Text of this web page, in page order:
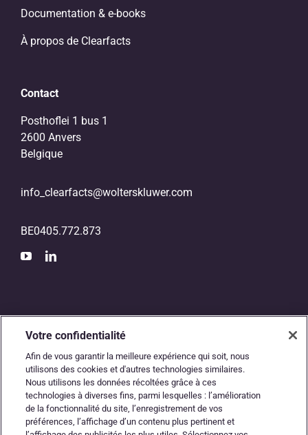
Documentation & e-books
À propos de Clearfacts
Contact
Posthoflei 1 bus 1
2600 Anvers
Belgique
info_clearfacts@wolterskluwer.com
BE0405.772.873
L’autoroute numérique
Votre confidentialité
Afin de vous garantir la meilleure expérience qui soit, nous
utilisons des cookies et d'autres technologies similaires.
Nous utilisons les données récoltées grâce à ces
technologies à diverses fins, parmi lesquelles : l’amélioration
de la fonctionnalité du site, l’enregistrement de vos
préférences, l’affichage d’un contenu plus pertinent et